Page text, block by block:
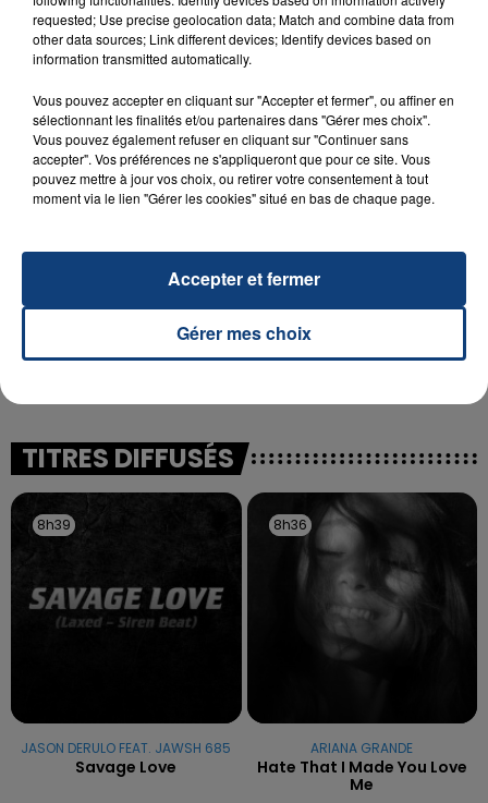
23 juillet 2026
INCENDIE MORTEL À LENS : UNE FEMME ET
Un homme s'est immolé par le feu après avoir
aspergé sa compagne et leur bébé de trois mois
d'un liquide inflammable.
20 juillet 2026
UNE ADOLESCENTE DEVANT SE FAIRE
OPÉRER DE LA CHEVILLE RESSORT DE LA...
excuses.
TITRES DIFFUSÉS
8h39
8h39
JASON DERULO FEAT. JAWSH 685
Savage Love
8h36
8h36
ARIANA GRANDE
Hate That I Made You Love
Me
requested; Use precise geolocation data; Match and combine data from
other data sources; Link different devices; Identify devices based on
information transmitted automatically.
Vous pouvez accepter en cliquant sur "Accepter et fermer", ou affiner en
sélectionnant les finalités et/ou partenaires dans "Gérer mes choix".
Vous pouvez également refuser en cliquant sur "Continuer sans
accepter". Vos préférences ne s'appliqueront que pour ce site. Vous
pouvez mettre à jour vos choix, ou retirer votre consentement à tout
moment via le lien "Gérer les cookies" situé en bas de chaque page.
Gérer mes choix
Accepter et fermer